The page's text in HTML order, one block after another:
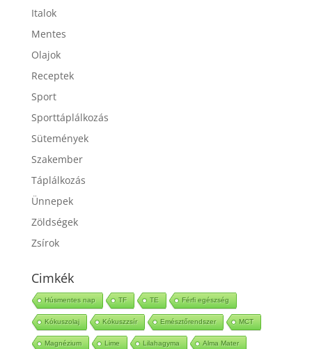
Italok
Mentes
Olajok
Receptek
Sport
Sporttáplálkozás
Sütemények
Szakember
Táplálkozás
Ünnepek
Zöldségek
Zsírok
Cimkék
Húsmentes nap TF TE Férfi egészség
Kókuszolaj Kókuszzsír Emésztőrendszer MCT
Magnézium Lime Lilahagyma Alma Mater